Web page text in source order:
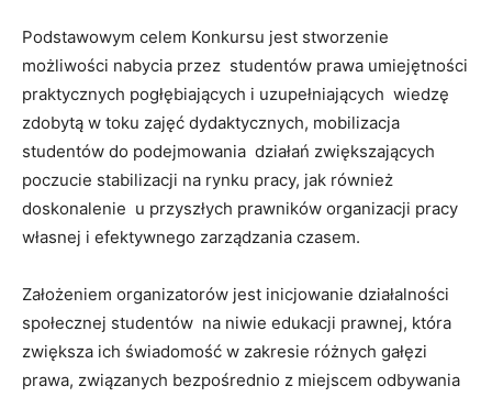
Podstawowym celem Konkursu jest stworzenie
możliwości nabycia przez studentów prawa umiejętności
praktycznych pogłębiających i uzupełniających wiedzę
zdobytą w toku zajęć dydaktycznych, mobilizacja
studentów do podejmowania działań zwiększających
poczucie stabilizacji na rynku pracy, jak również
doskonalenie u przyszłych prawników organizacji pracy
własnej i efektywnego zarządzania czasem.
Założeniem organizatorów jest inicjowanie działalności
społecznej studentów na niwie edukacji prawnej, która
zwiększa ich świadomość w zakresie różnych gałęzi
prawa, związanych bezpośrednio z miejscem odbywania